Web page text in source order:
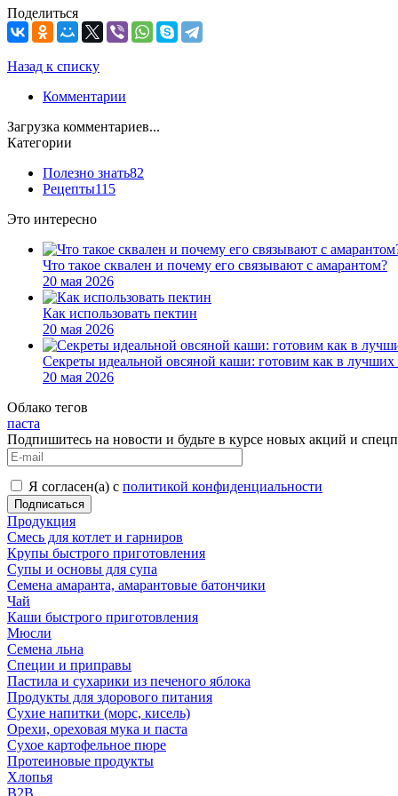
Поделиться
Назад к списку
Комментарии
Загрузка комментариев...
Категории
Полезно знать82
Рецепты115
Это интересно
Что такое сквален и почему его связывают с амарантом?
20 мая 2026
Как использовать пектин
20 мая 2026
Секреты идеальной овсяной каши: готовим как в лучших
20 мая 2026
Облако тегов
паста
Подпишитесь на новости и будьте в курсе новых акций и
Я согласен(а) с политикой конфиденциальности
Продукция
Смесь для котлет и гарниров
Крупы быстрого приготовления
Супы и основы для супа
Семена амаранта, амарантовые батончики
Чай
Каши быстрого приготовления
Мюсли
Семена льна
Специи и приправы
Пастила и сухарики из печеного яблока
Продукты для здорового питания
Сухие напитки (морс, кисель)
Орехи, ореховая мука и паста
Сухое картофельное пюре
Протеиновые продукты
Хлопья
B2B